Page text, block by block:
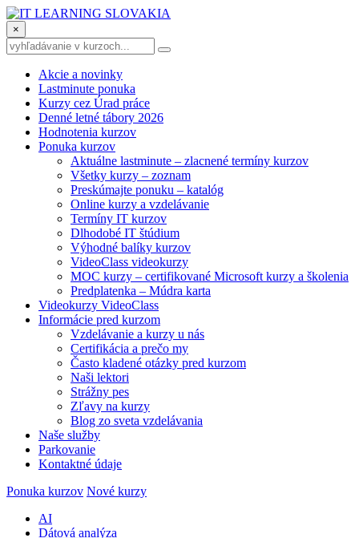
×
Akcie a novinky
Lastminute ponuka
Kurzy cez Úrad práce
Denné letné tábory 2026
Hodnotenia kurzov
Ponuka kurzov
Aktuálne lastminute – zlacnené termíny kurzov
Všetky kurzy – zoznam
Preskúmajte ponuku – katalóg
Online kurzy a vzdelávanie
Termíny IT kurzov
Dlhodobé IT štúdium
Výhodné balíky kurzov
VideoClass videokurzy
MOC kurzy – certifikované Microsoft kurzy a školenia
Predplatenka – Múdra karta
Videokurzy VideoClass
Informácie pred kurzom
Vzdelávanie a kurzy u nás
Certifikácia a prečo my
Často kladené otázky pred kurzom
Naši lektori
Strážny pes
Zľavy na kurzy
Blog zo sveta vzdelávania
Naše služby
Parkovanie
Kontaktné údaje
Ponuka kurzov Nové kurzy
AI
Dátová analýza